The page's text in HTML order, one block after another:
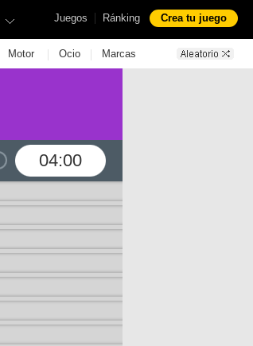
Juegos | Ránking Crea tu juego
Motor | Ocio | Marcas
04:00